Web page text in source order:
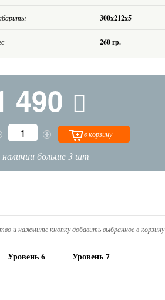
300x212x5
260 гр.
490
в корзину
больше 3 шт
и нажмите кнопку добавить выбранное в корзину
Уровень 6 Уровень 7